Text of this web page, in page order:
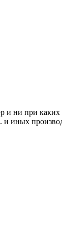
ни при